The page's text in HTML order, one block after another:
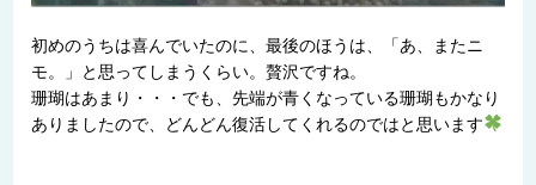
初めのうちは喜んでいたのに、最後のほうは、「あ、またニ
モ。」と思ってしまうくらい。贅沢ですね。
珊瑚はあまり・・・でも、先端が青くなっている珊瑚もかなり
ありましたので、どんどん復活してくれるのではと思います